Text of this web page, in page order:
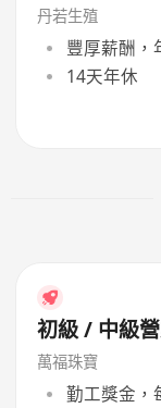
丹若生殖
豐厚薪酬，
14天年休
初級 / 中級
萬福珠寶
勤工獎金，